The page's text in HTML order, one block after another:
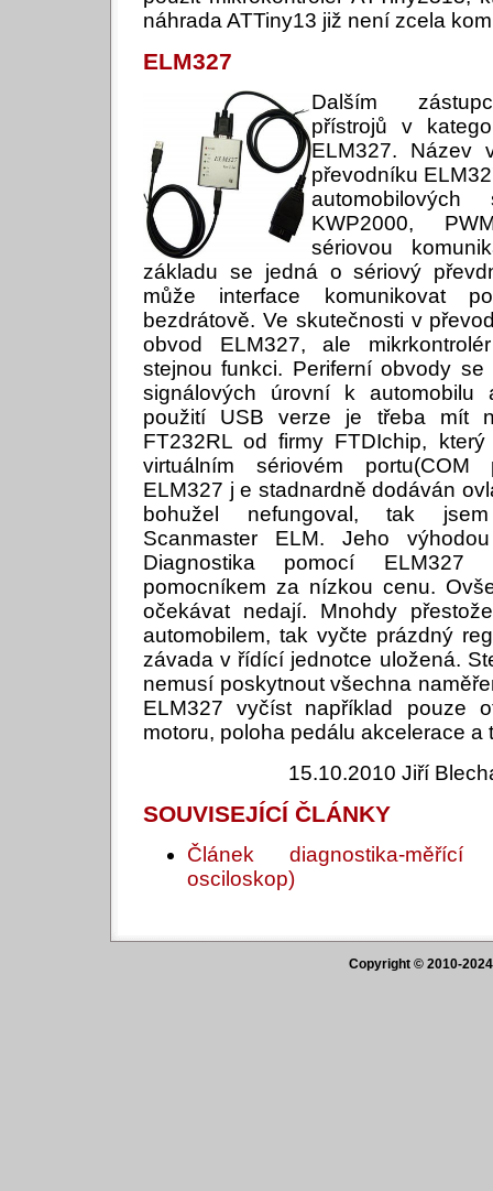
náhrada ATTiny13 již není zcela
ELM327
Dalším
přístrojů v
ELM327. Název
převodníku
automobilových
KWP2000,
sériovou
základu se jedná o sériový
může interface komunikovat
bezdrátově. Ve skutečnosti v
obvod ELM327, ale
stejnou funkci. Periferní obvody
signálových úrovní k
použití USB verze je třeba mít
FT232RL od firmy FTDIchip,
virtuálním sériovém
ELM327 j e stadnardně dodáván
bohužel nefungoval, tak
Scanmaster ELM. Jeho
Diagnostika pomocí
pomocníkem za nízkou cenu.
očekávat nedají. Mnohdy
automobilem, tak vyčte prázdný
závada v řídící jednotce uložená.
nemusí poskytnout všechna
ELM327 vyčíst například pouze
motoru, poloha pedálu akcelerace a
15.10.2010 Jiří
SOUVISEJÍCÍ ČLÁNKY
Článek diagnostika-
osciloskop)
Copyright © 2010-2024